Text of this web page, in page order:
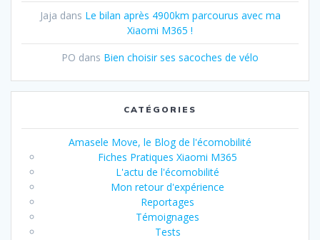
Jaja dans Le bilan après 4900km parcourus avec ma
Xiaomi M365 !
PO dans Bien choisir ses sacoches de vélo
CATÉGORIES
Amasele Move, le Blog de l'écomobilité
Fiches Pratiques Xiaomi M365
L'actu de l'écomobilité
Mon retour d'expérience
Reportages
Témoignages
Tests